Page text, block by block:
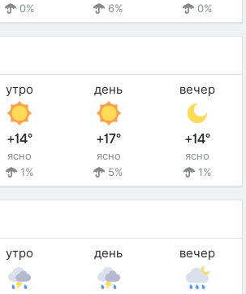
0%
6%
0%
утро
+14°
ясно
1%
день
+17°
ясно
5%
вечер
+14°
ясно
1%
утро день вечер